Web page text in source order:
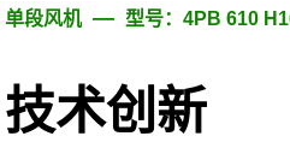
单段风机 — 型号：4PB 610
技术创新